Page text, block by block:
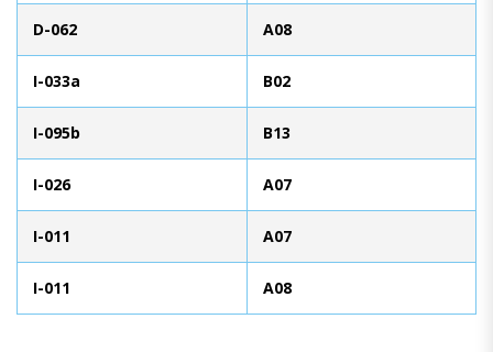
D-062 A08
I-033a B02
I-095b B13
I-026 A07
I-011 A07
I-011 A08